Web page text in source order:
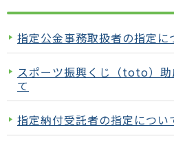
こ
か
ら
指定公金事務取扱者の指定に
スポーツ振興くじ（toto）助
て
指定納付受託者の指定につい